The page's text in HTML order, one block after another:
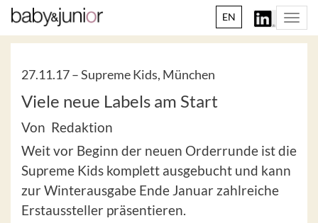
EN
27.11.17 –Supreme Kids, München
Viele neue Labels am Start
Von Redaktion
Weit vor Beginn der neuen Orderrunde ist die
Supreme Kids komplett ausgebucht und kann
zur Winterausgabe Ende Januar zahlreiche
Erstaussteller präsentieren.